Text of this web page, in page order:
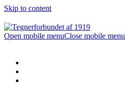
Skip to content
Open mobile menuClose mobile menu